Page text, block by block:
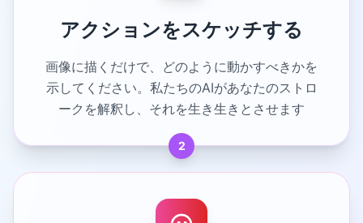
アクションをスケッチする
画像に描くだけで、どのように動かすべきかを
示してください。私たちのAIがあなたのストロ
ークを解釈し、それを生き生きとさせます
2